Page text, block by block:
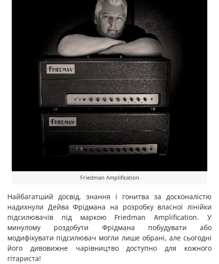
Friedman Amplification
Найбагатший досвід, знання і гонитва за досконалістю
надихнули Дейва Фрідмана на розробку власної лінійки
підсилювачів під маркою Friedman Amplification. У
минулому роздобути Фрідмана побудувати або
модифікувати підсилювач могли лише обрані, але сьогодні
його дивовижне чарівництво доступно для кожного
гітариста!